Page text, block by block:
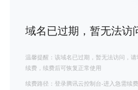
域名已过期，暂无法访
温馨提醒：该域名已过期，暂无法访问，
续费，续费后可恢复正常使用
续费路径：登录腾讯云控制台-进入急需续